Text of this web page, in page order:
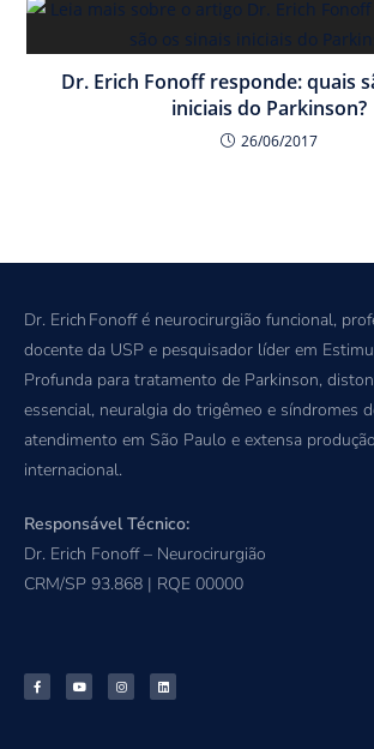
Dr. Erich Fonoff responde: quais
iniciais do Parkinson?
26/06/2017
Dr. Erich Fonoff é neurocirurgião funcional,
docente da USP e pesquisador líder em
Profunda para tratamento de Parkinson,
essencial, neuralgia do trigêmeo e síndromes
atendimento em São Paulo e extensa
internacional.
Responsável Técnico:
Dr. Erich Fonoff – Neurocirurgião
CRM/SP 93.868 | RQE 00000